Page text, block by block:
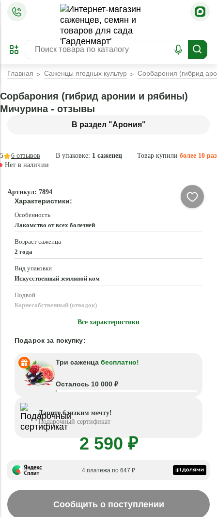
ПРЕДЗАКАЗ
ЗАБРОНИРОВАТЬ
ЛУЧШЕЕ
Главная Саженцы ягодных культур Сорбарония (гибрид
В раздел "Арония"
Сорбарония (гибрид аронии и рябины)
Мичурина - отзывы
В упаковке: 1 саженец Товар купили более 10 раз
5 6 отзывов
Нет в наличии
Артикул: 7894
Характеристики:
Особенность
Лакомство от всех болезней
Возраст саженца
2 года
Вид упаковки
Искусственный земляной ком
Подвой
Корнесобственный (отводок)
Все характеристики
Подарок за покупку:
Три саженца бесплатно!
Осталось 10 000 ₽
Дарите близким мечту!
Подарочный сертификат
2 590 ₽
4 платежа по 647 ₽
Сообщить о поступлении